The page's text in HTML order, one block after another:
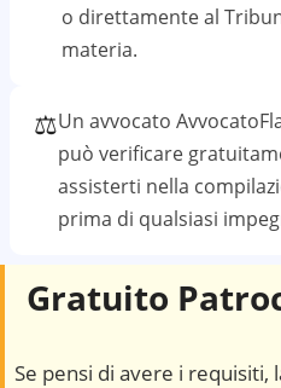
o direttamente al
materia.
⚖️Un avvocato
può verificare
assisterti nella
prima di qualsiasi
Gratuito
Se pensi di avere i requisiti,